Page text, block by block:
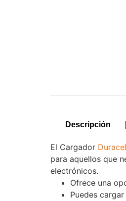
Descripción
El Cargador
para aquellos que
electrónicos.
Ofrece una
Puedes